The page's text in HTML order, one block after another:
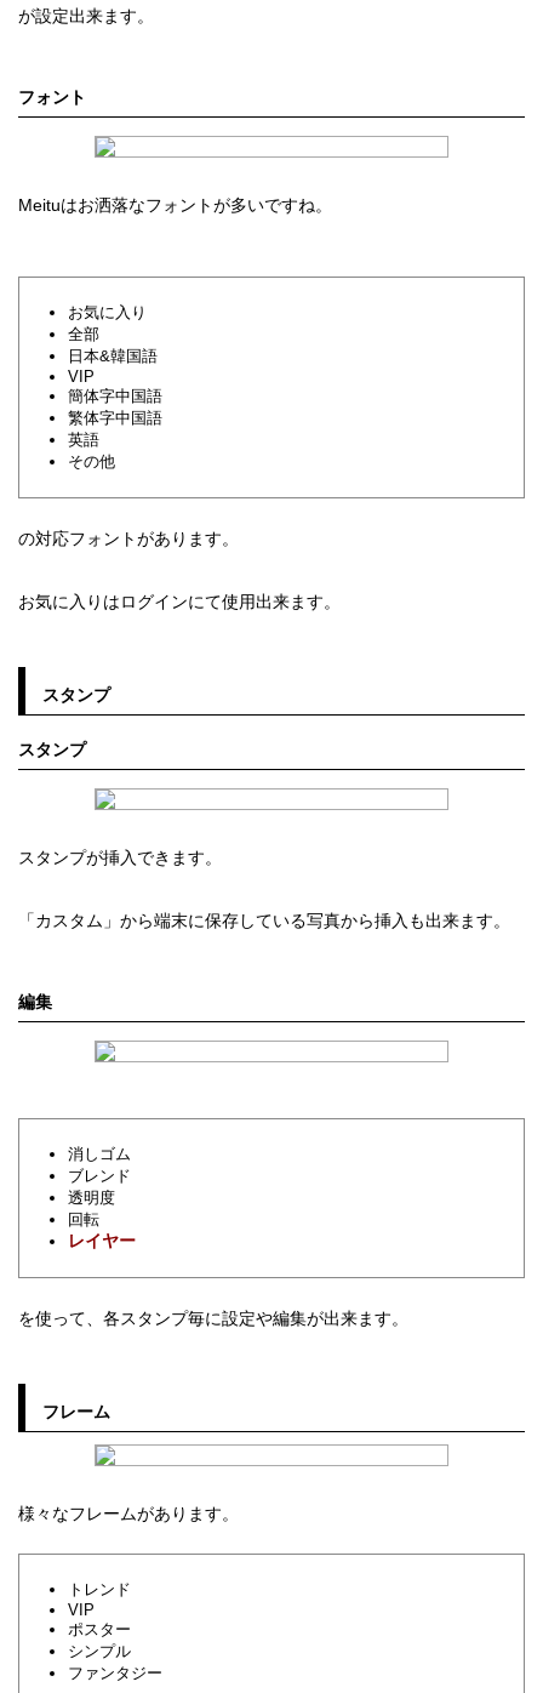
が設定出来ます。
フォント
Meituはお洒落なフォントが多いですね。
お気に入り
全部
日本&韓国語
VIP
簡体字中国語
繁体字中国語
英語
その他
の対応フォントがあります。
お気に入りはログインにて使用出来ます。
スタンプ
スタンプ
スタンプが挿入できます。
「カスタム」から端末に保存している写真から挿入も出来ます。
編集
消しゴム
ブレンド
透明度
回転
レイヤー
を使って、各スタンプ毎に設定や編集が出来ます。
フレーム
様々なフレームがあります。
トレンド
VIP
ポスター
シンプル
ファンタジー